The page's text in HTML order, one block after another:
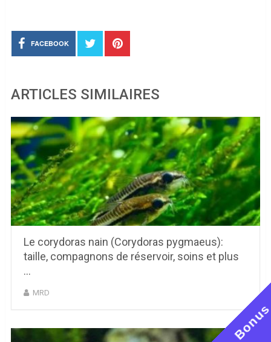
FACEBOOK
ARTICLES SIMILAIRES
Le corydoras nain (Corydoras pygmaeus):
taille, compagnons de réservoir, soins et plus
…
MRD